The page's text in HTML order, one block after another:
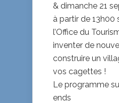
& dimanche 21
à partir de 13h00
l’Office du
inventer de
construire un
vos cagettes !
Le programme
ends